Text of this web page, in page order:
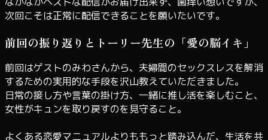
次回こそは正常に配信できることを願いたいです。
前回の振り返りとトーリー先生の「愛の脳イキ」
前回はゲストのみわさんから、夫婦間のセックスレスを解消
するための実用的な手段を沢山教えていただきました。
日常の接し方や言葉の掛け方、一緒に推し活を楽しむこと、
女性がキュンを取り戻すのを見守ること。
よくある恋愛マニュアルよりももっと踏み込んだ、生活を共